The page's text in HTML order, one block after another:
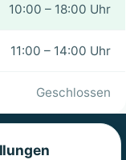
10:00 – 18:00 Uhr
11:00 – 14:00 Uhr
Geschlossen